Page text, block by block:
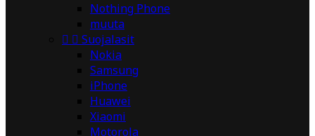
Nothing Phone
muuta
  Suojalasit
Nokia
Samsung
iPhone
Huawei
Xiaomi
Motorola